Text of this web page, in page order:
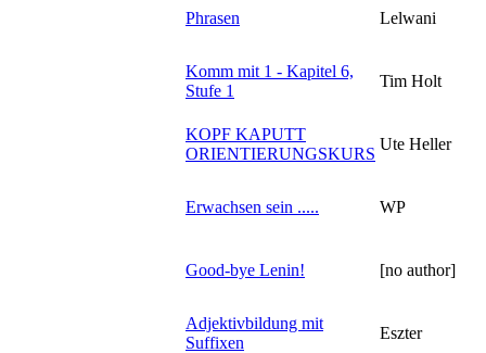
Phrasen Lelwani
Komm mit 1 - Kapitel 6,
Stufe 1
Tim Holt
KOPF KAPUTT
ORIENTIERUNGSKURS
Ute Heller
Erwachsen sein ..... WP
Good-bye Lenin! [no author]
Adjektivbildung mit
Suffixen
Eszter